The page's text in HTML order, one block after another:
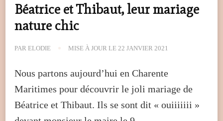
Béatrice et Thibaut, leur mariage
nature chic
PAR ELODIE MISE À JOUR LE 22 JANVIER 2021
Nous partons aujourd’hui en Charente
Maritimes pour découvrir le joli mariage de
Béatrice et Thibaut. Ils se sont dit « ouiiiiiii »